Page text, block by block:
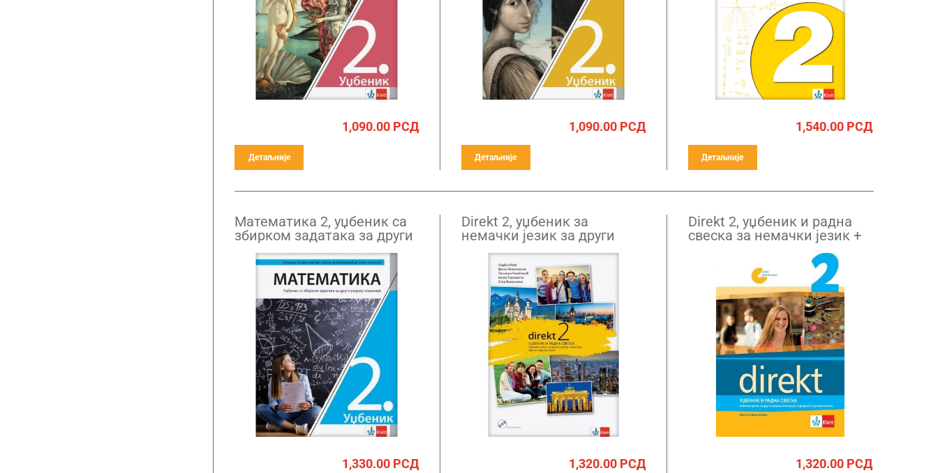
1,090.00РСД
Детаљније
1,090.00РСД
Детаљније
1,540.00РСД
Детаљније
Математика 2, уџбеник са
збирком задатака за други
разред гимназије
1,330.00РСД
Direkt 2, уџбеник за
немачки језик за други
разред гимназије
1,320.00РСД
Direkt 2, уџбеник и радна
свеска за немачки језик +
1,320.00РСД